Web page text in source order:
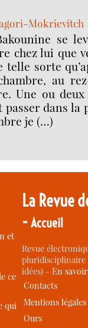
Mokrievitch
se
chez lui que
sorte
au
Une ou
dans la
je (…)
et
ce
qui
La Revue
-Accueil
Revue
idées) -En
Contacts
Mentions légales
Ours